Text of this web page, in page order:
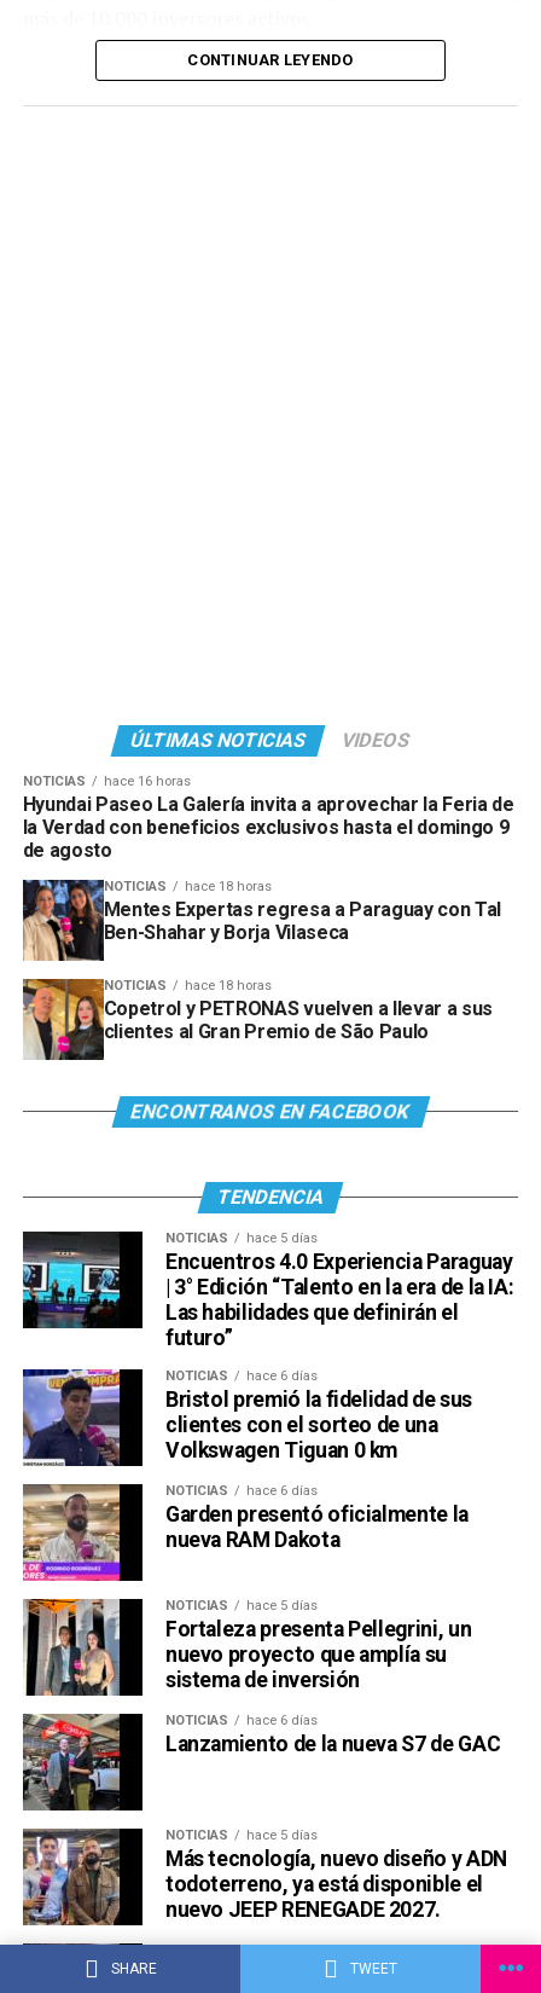
SHARE TWEET
CONTINUAR LEYENDO
ÚLTIMAS NOTICIAS VIDEOS
NOTICIAS hace 16 horas
Hyundai Paseo La Galería invita a aprovechar la Feria de
la Verdad con beneficios exclusivos hasta el domingo 9
de agosto
NOTICIAS hace 18 horas
Mentes Expertas regresa a Paraguay con Tal
Ben-Shahar y Borja Vilaseca
NOTICIAS hace 18 horas
Copetrol y PETRONAS vuelven a llevar a sus
clientes al Gran Premio de São Paulo
ENCONTRANOS EN FACEBOOK
TENDENCIA
NOTICIAS hace 5 días
Encuentros 4.0 Experiencia Paraguay
| 3° Edición “Talento en la era de la IA:
Las habilidades que definirán el
futuro”
NOTICIAS hace 6 días
Bristol premió la fidelidad de sus
clientes con el sorteo de una
Volkswagen Tiguan 0 km
NOTICIAS hace 6 días
Garden presentó oficialmente la
nueva RAM Dakota
NOTICIAS hace 5 días
Fortaleza presenta Pellegrini, un
nuevo proyecto que amplía su
sistema de inversión
NOTICIAS hace 6 días
Lanzamiento de la nueva S7 de GAC
NOTICIAS hace 5 días
Más tecnología, nuevo diseño y ADN
todoterreno, ya está disponible el
nuevo JEEP RENEGADE 2027.
NOTICIAS hace 4 días
LA MOVILIDAD ELÉCTRICA AHORA